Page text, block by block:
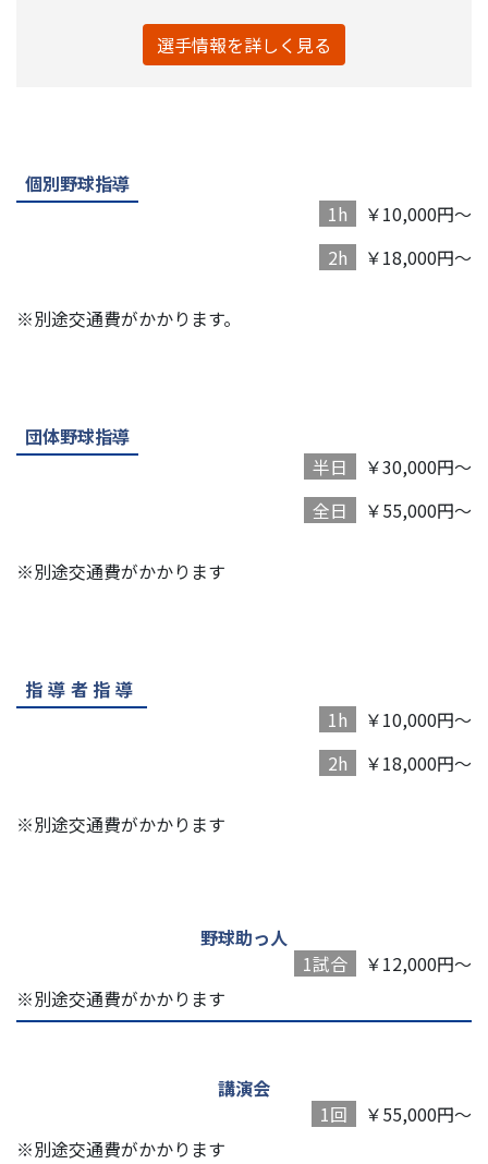
選手情報を詳しく見る
個別野球指導
1h
￥10,000円～
2h
￥18,000円～
※別途交通費がかかります。
団体野球指導
半日
￥30,000円～
全日
￥55,000円～
※別途交通費がかかります
指導者指導
1h
￥10,000円～
2h
￥18,000円～
※別途交通費がかかります
野球助っ人
1試合
￥12,000円～
※別途交通費がかかります
講演会
1回
￥55,000円～
※別途交通費がかかります